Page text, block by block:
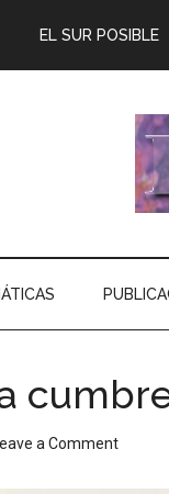
EL SUR POSIBLE
cumbre
a Comment